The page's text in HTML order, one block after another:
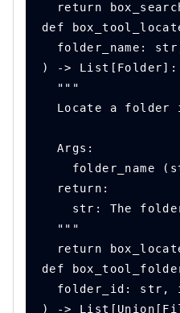
return
def
folder_name:
) -> List[Folder]:
  """
Locate a folder
  Args:
folder_name
  return:
str: The
  """
return
def
folder_id: str,
) ->